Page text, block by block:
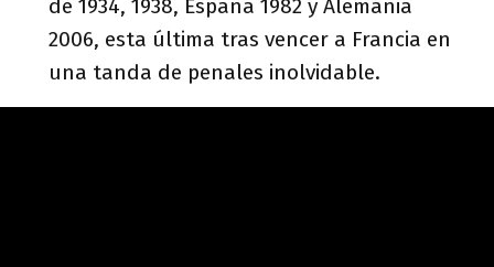
de 1934, 1938, España 1982 y Alemania
2006, esta última tras vencer a Francia en
una tanda de penales inolvidable.